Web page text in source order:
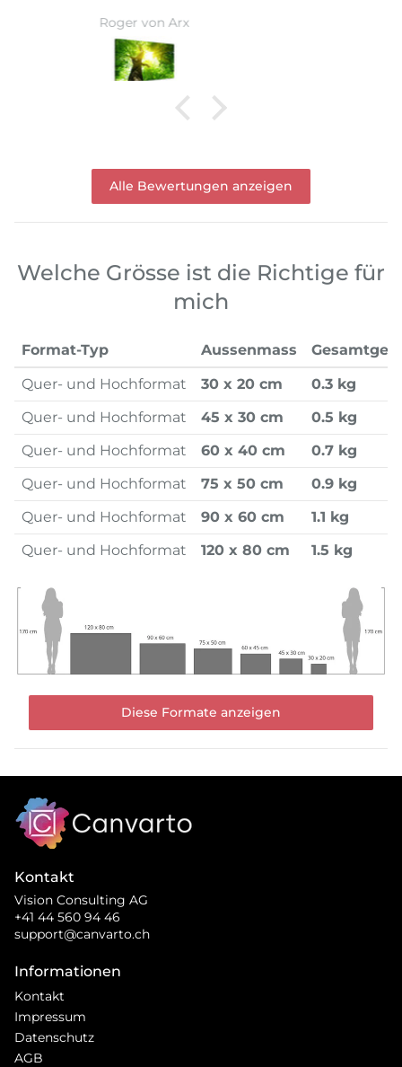
Daniel Guarda
Alle Bewertungen anzeigen
Welche Grösse ist die Richtige für
mich
Format-Typ Aussenmass
Quer- und Hochformat
30 x 20 cm
0.3 kg
Quer- und Hochformat
45 x 30 cm
0.5 kg
Quer- und Hochformat
60 x 40 cm
0.7 kg
Quer- und Hochformat
75 x 50 cm
0.9 kg
Quer- und Hochformat
90 x 60 cm
1.1 kg
Quer- und Hochformat
120 x 80 cm 1.5 kg
Diese Formate anzeigen
Kontakt
Vision Consulting AG
+41 44 560 94 46
support@canvarto.ch
Informationen
Kontakt
Impressum
Datenschutz
AGB